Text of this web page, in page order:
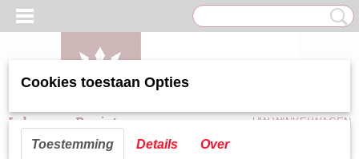
Inloggen Registreren UW WINKELWAGEN
Cookies toestaan Opties
Toestemming Details Over